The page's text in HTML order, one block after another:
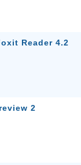
Reader 4.2
2